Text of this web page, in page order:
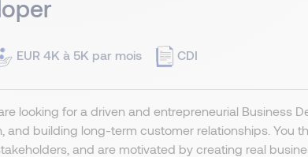
EUR 4K à 5K par mois CDI
looking for a driven and entrepreneurial Business
and building long-term customer relationships. You
and are motivated by creating real